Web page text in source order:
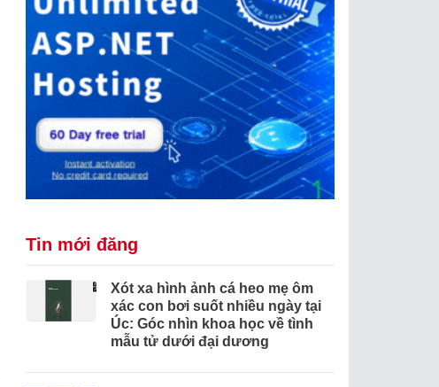
Tin mới đăng
Xót xa hình ảnh cá heo mẹ ôm
xác con bơi suốt nhiều ngày tại
Úc: Góc nhìn khoa học về tình
mẫu tử dưới đại dương